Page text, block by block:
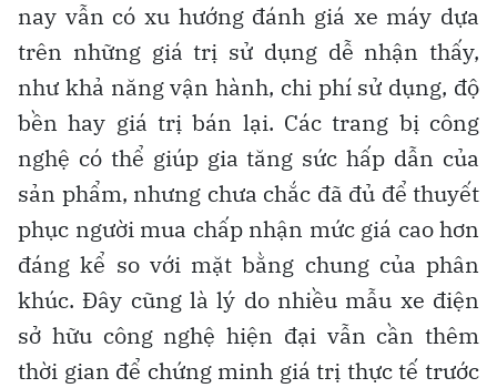
nay vẫn có xu hướng đánh giá xe máy dựa
trên những giá trị sử dụng dễ nhận thấy,
như khả năng vận hành, chi phí sử dụng, độ
bền hay giá trị bán lại. Các trang bị công
nghệ có thể giúp gia tăng sức hấp dẫn của
sản phẩm, nhưng chưa chắc đã đủ để thuyết
phục người mua chấp nhận mức giá cao hơn
đáng kể so với mặt bằng chung của phân
khúc. Đây cũng là lý do nhiều mẫu xe điện
sở hữu công nghệ hiện đại vẫn cần thêm
thời gian để chứng minh giá trị thực tế trước